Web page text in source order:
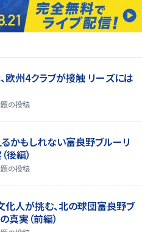
欧州4クラブが接触 リーズには
の投稿
かもしれない――富良野ブルーリ
後編）
の投稿
化人が挑む、北の球団――富良野ブ
真実（前編）